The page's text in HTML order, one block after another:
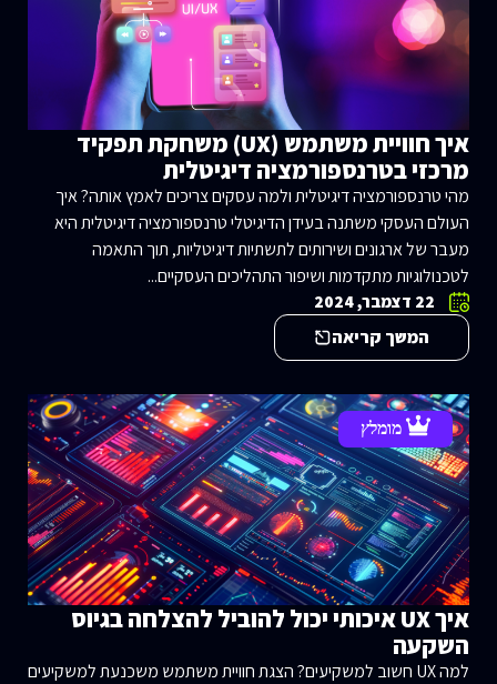
איך חוויית משתמש (UX) משחקת תפקיד
מרכזי בטרנספורמציה דיגיטלית
מהי טרנספורמציה דיגיטלית ולמה עסקים צריכים לאמץ אותה? איך
העולם העסקי משתנה בעידן הדיגיטלי טרנספורמציה דיגיטלית היא
מעבר של ארגונים ושירותים לתשתיות דיגיטליות, תוך התאמה
לטכנולוגיות מתקדמות ושיפור התהליכים העסקיים...
22 דצמבר, 2024
המשך קריאה
מומלץ
איך UX איכותי יכול להוביל להצלחה בגיוס
השקעה
למה UX חשוב למשקיעים? הצגת חוויית משתמש משכנעת למשקיעים